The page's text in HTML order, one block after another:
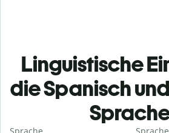
Linguistische
die Spanisch